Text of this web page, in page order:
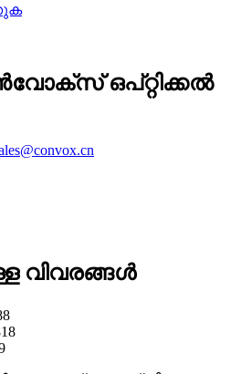
ഒപ്റ്റിക്കൽ
വിവരങ്ങൾ